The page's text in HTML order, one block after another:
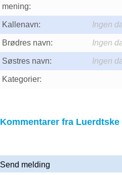
mening:
Kallenavn: Ingen
Brødres navn: Ingen
Søstres navn: Ingen
Kategorier:
Kommentarer fra Luerdtske
Send melding